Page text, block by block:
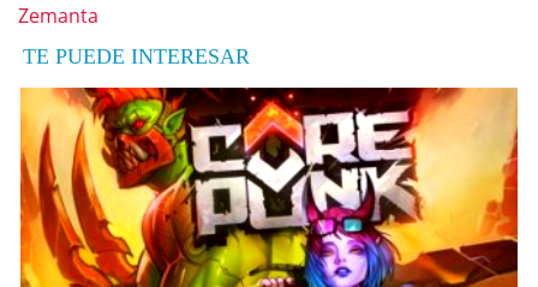
Zemanta
TE PUEDE INTERESAR